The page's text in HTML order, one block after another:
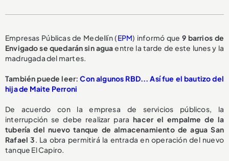
Empresas Públicas de Medellín (EPM) informó que 9 barrios de
Envigado se quedarán sin aguaentre la tarde de este lunes y la
madrugada del martes.
También puede leer:Con algunos RBD... Así fue el bautizo del
hija de Maite Perroni
De acuerdo con la empresa de servicios públicos, la
interrupción se debe realizar parahacer el empalme de la
tubería del nuevo tanque de almacenamiento de agua San
Rafael 3. La obra permitirá la entrada en operación del nuevo
tanque El Capiro.